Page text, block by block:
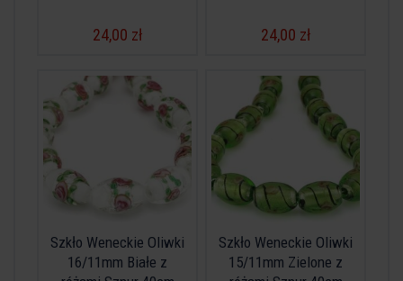
24,00 zł 24,00 zł
Szkło Weneckie Oliwki
16/11mm Białe z
Szkło Weneckie Oliwki
15/11mm Zielone z